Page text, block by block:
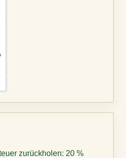
zurückholen: 20 %